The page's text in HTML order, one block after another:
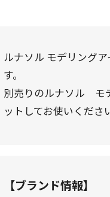
ルナソル モデリング
す。
別売りのルナソル モ
ットしてお使いくださ
【ブランド情報】